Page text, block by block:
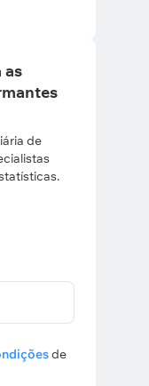
as
de
de